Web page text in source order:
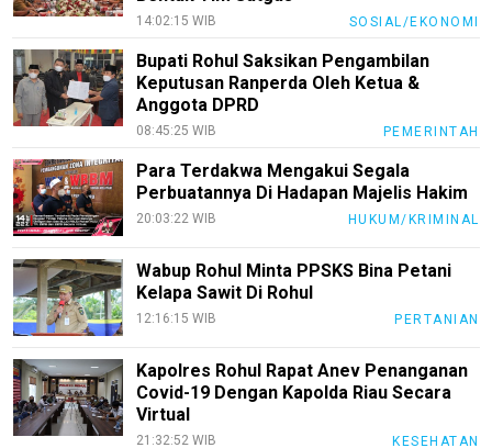
14:02:15 WIB SOSIAL/EKONOMI
Bupati Rohul Saksikan Pengambilan
Keputusan Ranperda Oleh Ketua &
Anggota DPRD
08:45:25 WIB PEMERINTAH
Para Terdakwa Mengakui Segala
Perbuatannya Di Hadapan Majelis Hakim
20:03:22 WIB HUKUM/KRIMINAL
Wabup Rohul Minta PPSKS Bina Petani
Kelapa Sawit Di Rohul
12:16:15 WIB PERTANIAN
Kapolres Rohul Rapat Anev Penanganan
Covid-19 Dengan Kapolda Riau Secara
Virtual
21:32:52 WIB KESEHATAN